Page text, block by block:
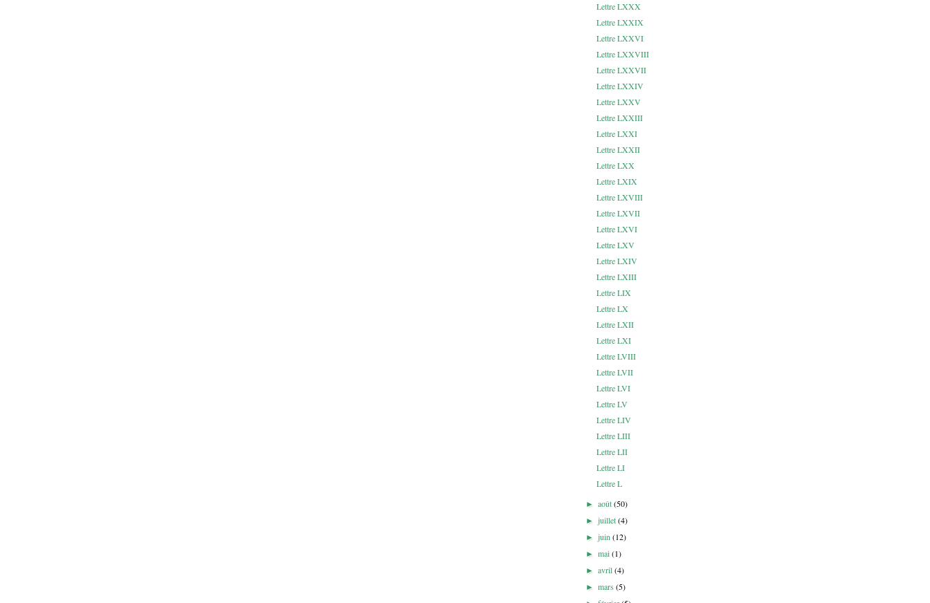
Lettre LXXX
Lettre LXXIX
Lettre LXXVI
Lettre LXXVIII
Lettre LXXVII
Lettre LXXIV
Lettre LXXV
Lettre LXXIII
Lettre LXXI
Lettre LXXII
Lettre LXX
Lettre LXIX
Lettre LXVIII
Lettre LXVII
Lettre LXVI
Lettre LXV
Lettre LXIV
Lettre LXIII
Lettre LIX
Lettre LX
Lettre LXII
Lettre LXI
Lettre LVIII
Lettre LVII
Lettre LVI
Lettre LV
Lettre LIV
Lettre LIII
Lettre LII
Lettre LI
Lettre L
►août(50)
►juillet(4)
►juin(12)
►mai(1)
►avril(4)
►mars(5)